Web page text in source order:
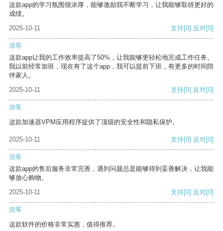
这款app的学习氛围很浓厚，能够激励我不断学习，让我能够取得更好的
成绩。
2025-10-11
支持[0] 反对[0]
游客
这款app让我的工作效率提高了50%，让我能够更轻松地完成工作任务。
我以前经常加班，现在有了这个app，我可以提前下班，有更多的时间陪
伴家人。
2025-10-11
支持[0] 反对[0]
游客
这款加速器VPM应用程序提供了顶级的安全性和隐私保护。
2025-10-11 支持[0] 反对[0]
游客
这款app的售后服务非常完善，遇到问题总是能够得到妥善解决，让我能
够放心购物。
2025-10-11
支持[0] 反对[0]
游客
这款软件的价格非常实惠，值得推荐。